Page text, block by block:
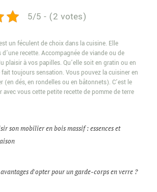
5/5 - (2 votes)
un féculent de choix dans la cuisine. Elle
recette. Accompagnée de viande ou de
plaisir à vos papilles. Qu’elle soit en gratin ou en
toujours sensation. Vous pouvez la cuisiner en
(en dés, en rondelles ou en bâtonnets). C’est le
avec vous cette petite recette de pomme de terre
son mobilier en bois massif : essences et
d'opter pour un garde-corps en verre ?